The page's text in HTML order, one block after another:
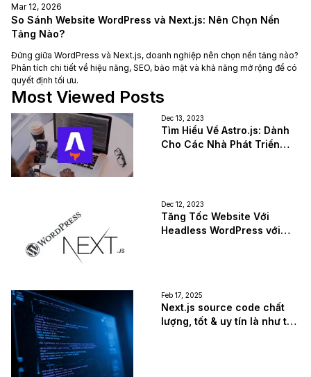
Mar 12, 2026
So Sánh Website WordPress và Next.js: Nên Chọn Nền
Tảng Nào?
Đứng giữa WordPress và Next.js, doanh nghiệp nên chọn nền tảng nào?
Phân tích chi tiết về hiệu năng, SEO, bảo mật và khả năng mở rộng để có
quyết định tối ưu.
Most Viewed Posts
Dec 13, 2023
Tìm Hiểu Về Astro.js: Dành
Cho Các Nhà Phát Triển
Dec 12, 2023
Tăng Tốc Website Với
Headless WordPress với
Feb 17, 2025
Next.js source code chất
lượng, tốt & uy tín là như thế